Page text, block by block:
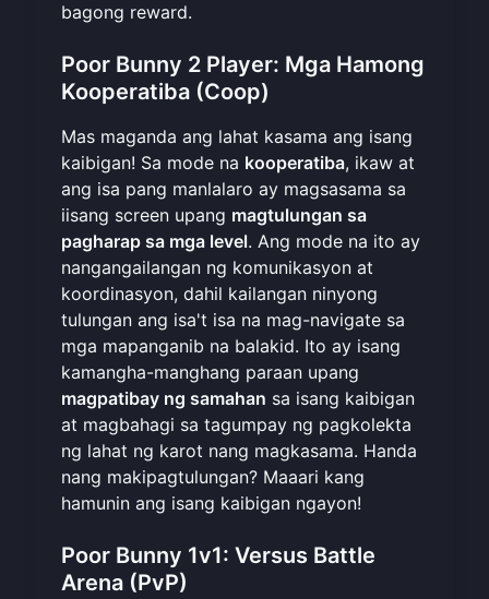
bagong reward.
Poor Bunny 2 Player: Mga Hamong
Kooperatiba (Coop)
Mas maganda ang lahat kasama ang isang
kaibigan! Sa mode na kooperatiba, ikaw at
ang isa pang manlalaro ay magsasama sa
iisang screen upang magtulungan sa
pagharap sa mga level. Ang mode na ito ay
nangangailangan ng komunikasyon at
koordinasyon, dahil kailangan ninyong
tulungan ang isa't isa na mag-navigate sa
mga mapanganib na balakid. Ito ay isang
kamangha-manghang paraan upang
magpatibay ng samahan sa isang kaibigan
at magbahagi sa tagumpay ng pagkolekta
ng lahat ng karot nang magkasama. Handa
nang makipagtulungan? Maaari kang
hamunin ang isang kaibigan ngayon!
Poor Bunny 1v1: Versus Battle
Arena (PvP)